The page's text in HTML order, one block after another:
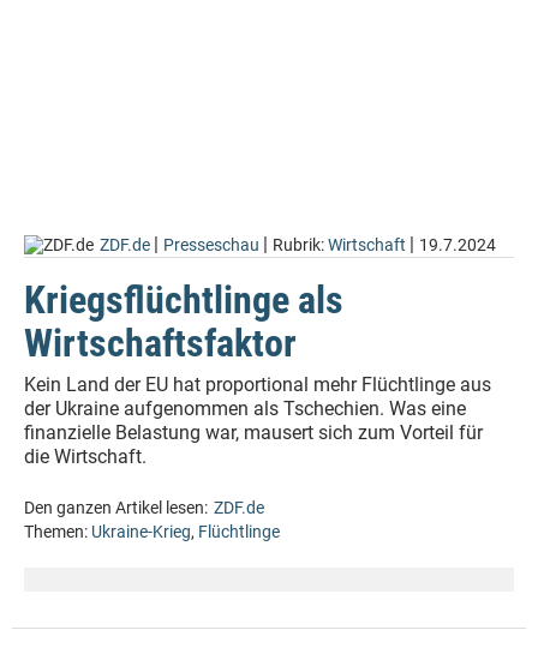
ZDF.de | Presseschau | Rubrik:Wirtschaft | 19.7.2024
Kriegsflüchtlinge als
Wirtschaftsfaktor
Kein Land der EU hat proportional mehr Flüchtlinge aus
der Ukraine aufgenommen als Tschechien. Was eine
finanzielle Belastung war, mausert sich zum Vorteil für
die Wirtschaft.
Den ganzen Artikel lesen: ZDF.de
Themen: Ukraine-Krieg, Flüchtlinge